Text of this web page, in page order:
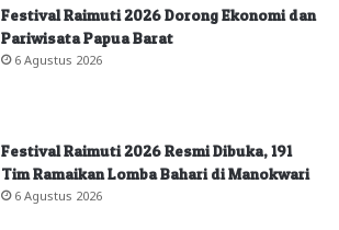
Festival Raimuti 2026 Dorong Ekonomi dan
Pariwisata Papua Barat
6 Agustus 2026
Festival Raimuti 2026 Resmi Dibuka, 191
Tim Ramaikan Lomba Bahari di Manokwari
6 Agustus 2026